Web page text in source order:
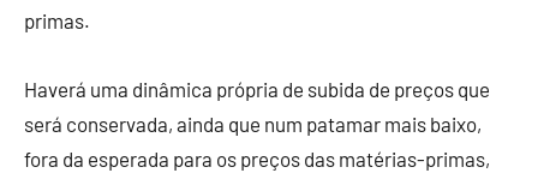
primas.
Haverá uma dinâmica própria de subida de preços que
será conservada, ainda que num patamar mais baixo,
fora da esperada para os preços das matérias-primas,